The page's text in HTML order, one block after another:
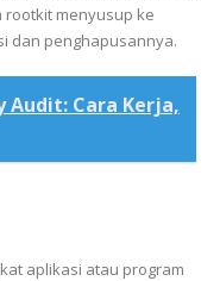
rootkit menyusup ke
dan penghapusannya.
Audit: Cara Kerja,
aplikasi atau program